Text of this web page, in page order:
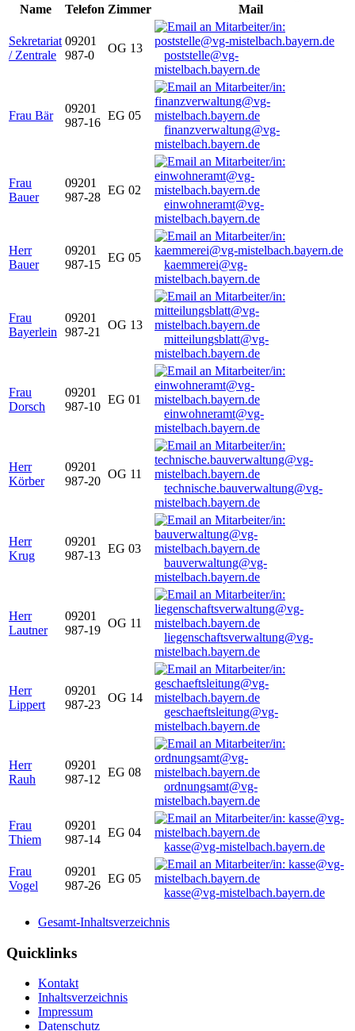
Name
Telefon Zimmer Mail
Sekretariat
/ Zentrale
09201
987-0
OG 13
poststelle@vg-
mistelbach.bayern.de
Frau Bär
09201
987-16
EG 05
finanzverwaltung@vg-
mistelbach.bayern.de
Frau
Bauer
09201
987-28
EG 02
einwohneramt@vg-
mistelbach.bayern.de
Herr
Bauer
09201
987-15
EG 05
kaemmerei@vg-
mistelbach.bayern.de
Frau
Bayerlein
09201
987-21
OG 13
mitteilungsblatt@vg-
mistelbach.bayern.de
Frau
Dorsch
09201
987-10
EG 01
einwohneramt@vg-
mistelbach.bayern.de
Herr
Körber
09201
987-20
OG 11
technische.bauverwaltung@vg-
mistelbach.bayern.de
Herr
Krug
09201
987-13
EG 03
bauverwaltung@vg-
mistelbach.bayern.de
Herr
Lautner
09201
987-19
OG 11
liegenschaftsverwaltung@vg-
mistelbach.bayern.de
Herr
Lippert
09201
987-23
OG 14
geschaeftsleitung@vg-
mistelbach.bayern.de
Herr
Rauh
09201
987-12
EG 08
ordnungsamt@vg-
mistelbach.bayern.de
Frau
Thiem
09201
987-14
EG 04
kasse@vg-mistelbach.bayern.de
Frau
Vogel
09201
987-26
EG 05
kasse@vg-mistelbach.bayern.de
Gesamt-Inhaltsverzeichnis
Quicklinks
Kontakt
Inhaltsverzeichnis
Impressum
Datenschutz